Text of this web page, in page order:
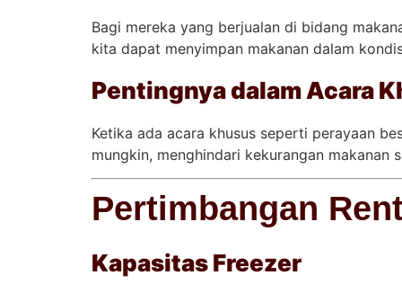
Bagi mereka yang berjualan di bidang
kita dapat menyimpan makanan dalam
Pentingnya dalam Acara
Ketika ada acara khusus seperti perayaan
mungkin, menghindari kekurangan makanan
Pertimbangan
Kapasitas Freezer